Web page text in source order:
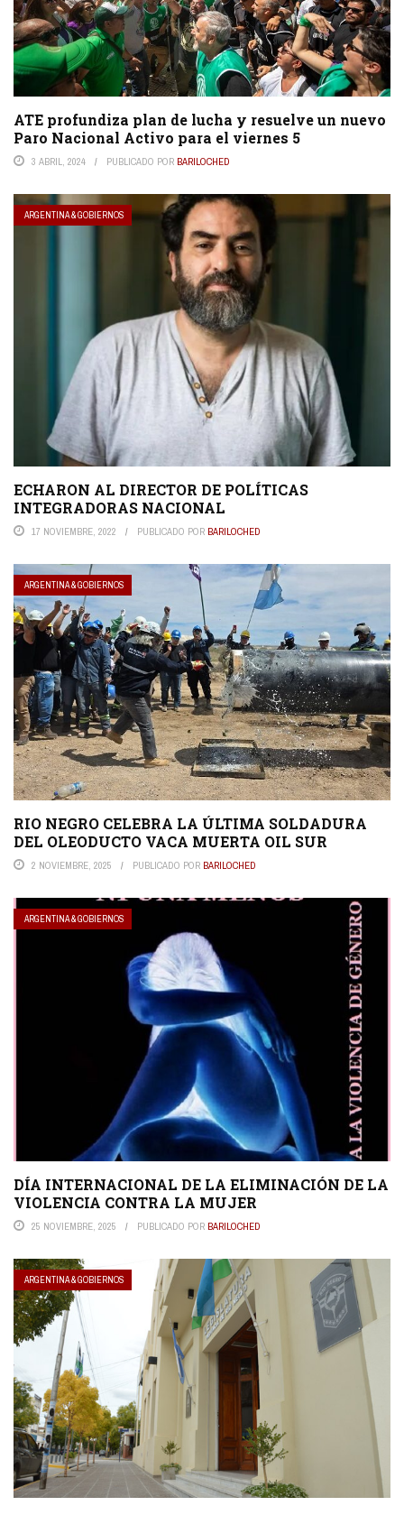
ATE profundiza plan de lucha y resuelve un nuevo
Paro Nacional Activo para el viernes 5
3 ABRIL, 2024 PUBLICADO POR BARILOCHED
ARGENTINA & GOBIERNOS
ECHARON AL DIRECTOR DE POLÍTICAS
INTEGRADORAS NACIONAL
17 NOVIEMBRE, 2022 PUBLICADO POR BARILOCHED
ARGENTINA & GOBIERNOS
RIO NEGRO CELEBRA LA ÚLTIMA SOLDADURA
DEL OLEODUCTO VACA MUERTA OIL SUR
2 NOVIEMBRE, 2025 PUBLICADO POR BARILOCHED
ARGENTINA & GOBIERNOS
DÍA INTERNACIONAL DE LA ELIMINACIÓN DE LA
VIOLENCIA CONTRA LA MUJER
25 NOVIEMBRE, 2025 PUBLICADO POR BARILOCHED
ARGENTINA & GOBIERNOS